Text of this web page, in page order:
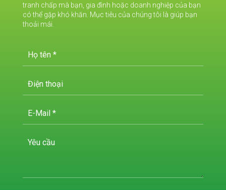
tranh chấp mà bạn, gia đình hoặc doanh nghiệp của bạn
có thể gặp khó khăn. Mục tiêu của chúng tôi là giúp bạn
thoải mái.